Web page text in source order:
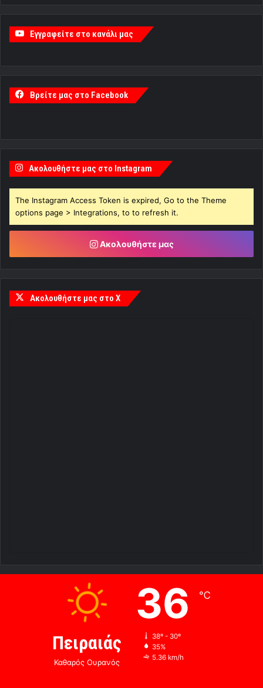
Εγγραφείτε στο κανάλι μας
Βρείτε μας στο Facebook
Ακολουθήστε μας στο Instagram
The Instagram Access Token is expired, Go to the Theme
options page > Integrations, to to refresh it.
Ακολουθήστε μας
Ακολουθήστε μας στο X
Πειραιάς
Καθαρός Ουρανός
36 ℃
38º - 30º
35%
5.36 km/h